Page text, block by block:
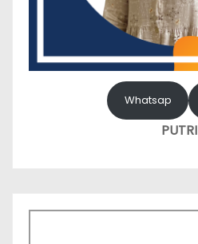
Whatsap
PUTRI